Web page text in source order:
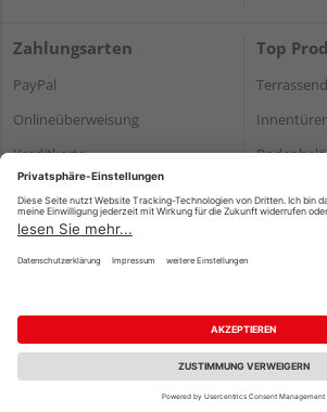
Zahlungsarten
PayPal
Onlineüberweisung
Kreditkarte
Rechnung*
*Bonität vorausgesetzt
Top
Impressum Datenschutz AGB
Vertrag widerrufen